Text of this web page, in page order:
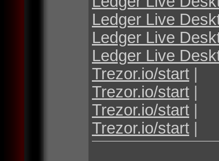
Ledger Live
Ledger Live
Ledger Live
Trezor.io/start |
Trezor.io/start |
Trezor.io/start |
Trezor.io/start |